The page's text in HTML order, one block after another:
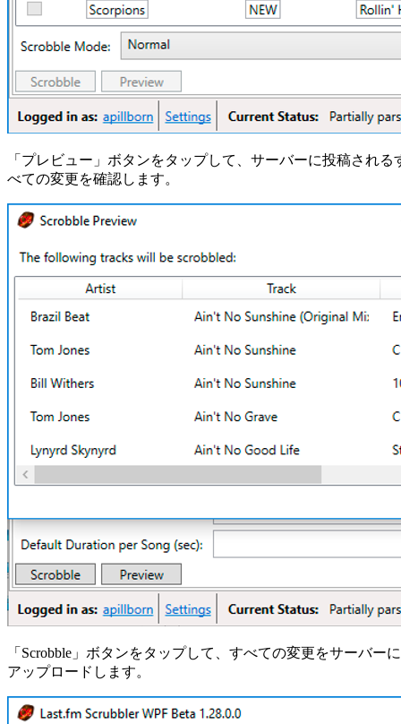
「プレビュー」ボタンをタップして、サーバーに投稿される
べての変更を確認します。
「Scrobble」ボタンをタップして、すべての変更をサーバーに
アップロードします。